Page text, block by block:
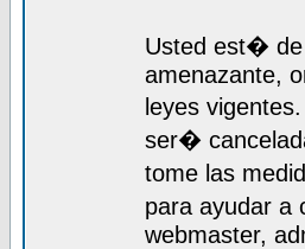
Usted est� de
amenazante,
leyes
ser�
tome las
para ayudar a
webmaster,